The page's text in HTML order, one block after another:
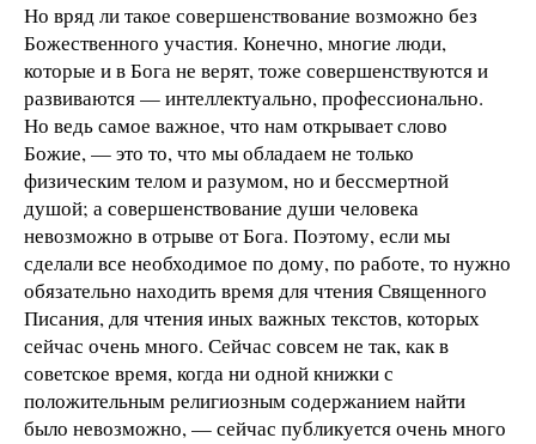
Но вряд ли такое совершенствование возможно без
Божественного участия. Конечно, многие люди,
которые и в Бога не верят, тоже совершенствуются и
развиваются — интеллектуально, профессионально.
Но ведь самое важное, что нам открывает слово
Божие, — это то, что мы обладаем не только
физическим телом и разумом, но и бессмертной
душой; а совершенствование души человека
невозможно в отрыве от Бога. Поэтому, если мы
сделали все необходимое по дому, по работе, то нужно
обязательно находить время для чтения Священного
Писания, для чтения иных важных текстов, которых
сейчас очень много. Сейчас совсем не так, как в
советское время, когда ни одной книжки с
положительным религиозным содержанием найти
было невозможно, — сейчас публикуется очень много